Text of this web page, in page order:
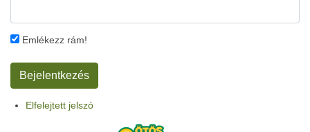
Emlékezz rám!
Elfelejtett jelszó